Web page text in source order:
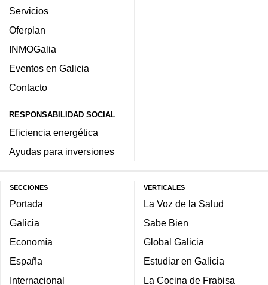
Servicios
Oferplan
INMOGalia
Eventos en Galicia
Contacto
RESPONSABILIDAD SOCIAL
Eficiencia energética
Ayudas para inversiones
SECCIONES
Portada
Galicia
Economía
España
Internacional
VERTICALES
La Voz de la Salud
Sabe Bien
Global Galicia
Estudiar en Galicia
La Cocina de Frabisa